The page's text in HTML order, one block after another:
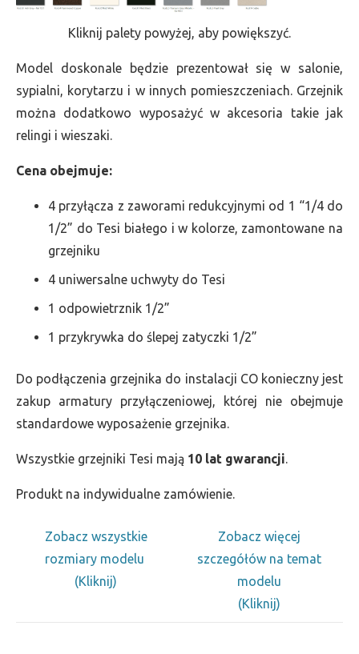
Kliknij palety powyżej, aby powiększyć.
Model doskonale będzie prezentował się w salonie,
sypialni, korytarzu i w innych pomieszczeniach. Grzejnik
można dodatkowo wyposażyć w akcesoria takie jak
relingi i wieszaki.
Cena obejmuje:
4 przyłącza z zaworami redukcyjnymi od 1 “1/4 do
1/2” do Tesi białego i w kolorze, zamontowane na
grzejniku
4 uniwersalne uchwyty do Tesi
1 odpowietrznik 1/2”
1 przykrywka do ślepej zatyczki 1/2”
Do podłączenia grzejnika do instalacji CO konieczny jest
zakup armatury przyłączeniowej, której nie obejmuje
standardowe wyposażenie grzejnika.
Wszystkie grzejniki Tesi mają 10 lat gwarancji.
Produkt na indywidualne zamówienie.
Zobacz wszystkie
rozmiary modelu
(Kliknij)
Zobacz więcej
szczegółów na temat
modelu
(Kliknij)